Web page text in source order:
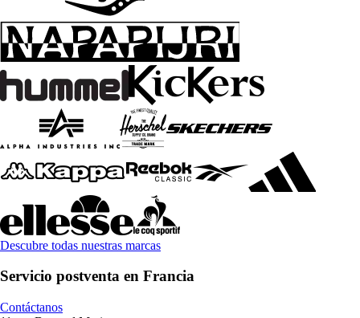
Descubre todas nuestras marcas
Servicio postventa en Francia
Contáctanos